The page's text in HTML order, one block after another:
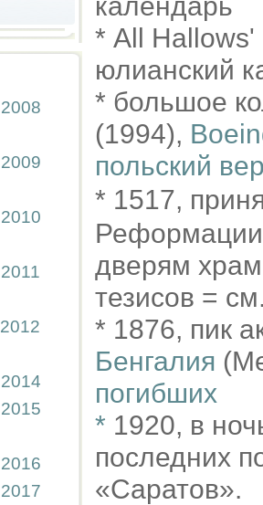
2008
2009
2010
2011
2012
2014
2015
2016
2017
* All
юлианский
* большое
(1994),
польский
* 1517,
дверям
тезисов =
* 1876, пик
Бенгалия
погибших
* 1920, в
последних
«Саратов».